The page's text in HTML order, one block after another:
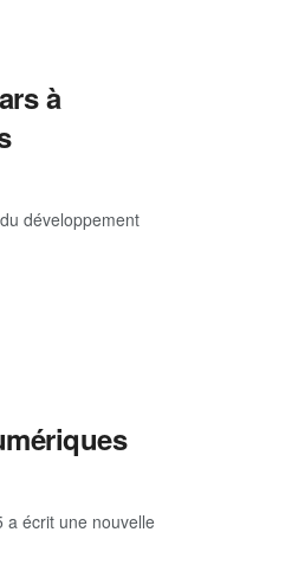
à
développement
a écrit une nouvelle